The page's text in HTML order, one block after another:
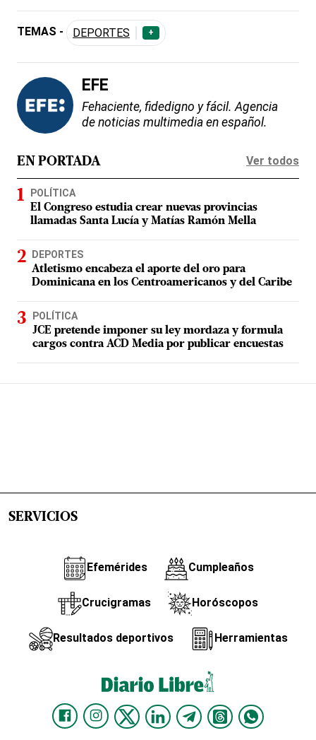
TEMAS - DEPORTES +
EFE
Fehaciente, fidedigno y fácil. Agencia
de noticias multimedia en español.
EN PORTADA Ver todos
POLÍTICA
El Congreso estudia crear nuevas provincias
llamadas Santa Lucía y Matías Ramón Mella
DEPORTES
Atletismo encabeza el aporte del oro para
Dominicana en los Centroamericanos y del Caribe
POLÍTICA
JCE pretende imponer su ley mordaza y formula
cargos contra ACD Media por publicar encuestas
SERVICIOS
Efemérides Cumpleaños
Crucigramas Horóscopos
Resultados deportivos Herramientas